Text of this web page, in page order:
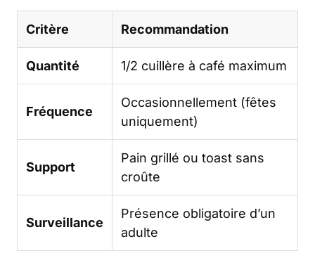
Critère Recommandation
Quantité 1/2 cuillère à café maximum
Fréquence
Occasionnellement (fêtes
uniquement)
Support
Pain grillé ou toast sans
croûte
Surveillance
Présence obligatoire d’un
adulte